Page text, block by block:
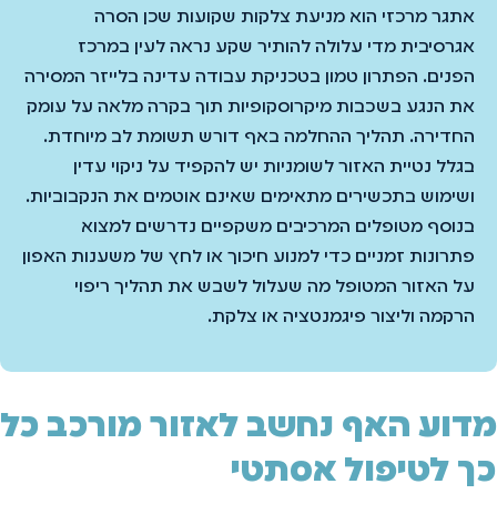
אתגר מרכזי הוא מניעת צלקות שקועות שכן הסרה
אגרסיבית מדי עלולה להותיר שקע נראה לעין במרכז
הפנים. הפתרון טמון בטכניקת עבודה עדינה בלייזר המסירה
את הנגע בשכבות מיקרוסקופיות תוך בקרה מלאה על עומק
החדירה. תהליך ההחלמה באף דורש תשומת לב מיוחדת.
בגלל נטיית האזור לשומניות יש להקפיד על ניקוי עדין
ושימוש בתכשירים מתאימים שאינם אוטמים את הנקבוביות.
בנוסף מטופלים המרכיבים משקפיים נדרשים למצוא
פתרונות זמניים כדי למנוע חיכוך או לחץ של משענות האפון
על האזור המטופל מה שעלול לשבש את תהליך ריפוי
הרקמה וליצור פיגמנטציה או צלקת.
מדוע האף נחשב לאזור מורכב כל
כך לטיפול אסתטי